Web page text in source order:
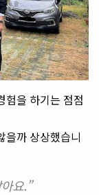
험을 하기는 점점
을까 상상했습니
요.”